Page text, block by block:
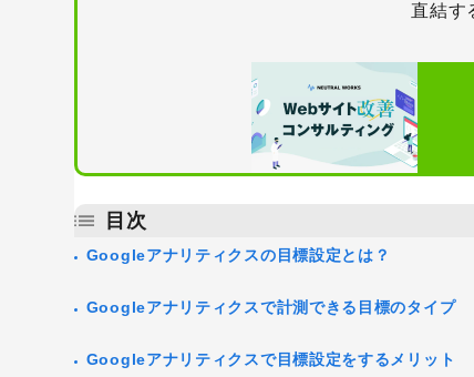
キーワードから記事を検索
直結す
目次
Googleアナリティクスの目標設定とは？
Googleアナリティクスで計測できる目標のタイプ
Googleアナリティクスで目標設定をするメリット